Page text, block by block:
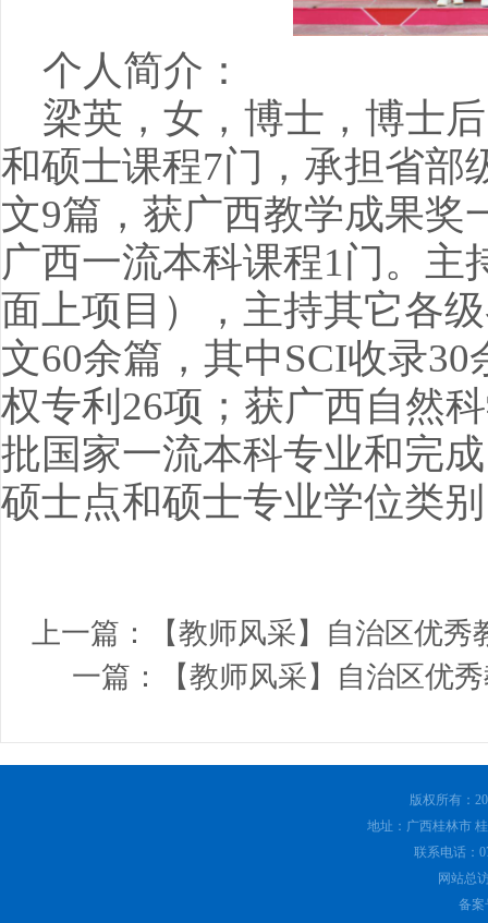
个人简介：
梁英，女，博士，博士
和硕士课程7门，承担省部
文9篇，获广西教学成果奖
广西一流本科课程1门。主
面上项目），主持其它各
文60余篇，其中SCI收录
权专利26项；获广西自然
批国家一流本科专业和完
硕士点和硕士专业学位类
上一篇：
【教师风采】自治区优
一篇：
【教师风采】自治区优
版权所有：
地址：广西桂林市
联系电话：
网站总
备案